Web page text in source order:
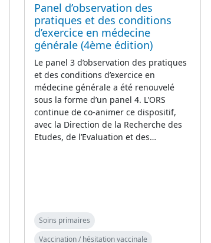
Panel d’observation des
pratiques et des conditions
d’exercice en médecine
générale (4ème édition)
Le panel 3 d’observation des pratiques
et des conditions d’exercice en
médecine générale a été renouvelé
sous la forme d’un panel 4. L'ORS
continue de co-animer ce dispositif,
avec la Direction de la Recherche des
Etudes, de l’Evaluation et des…
Soins primaires
Vaccination / hésitation vaccinale